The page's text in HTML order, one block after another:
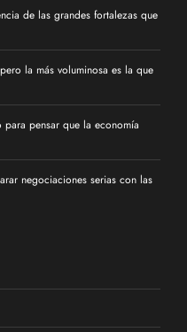
de las grandes fortalezas que
la más voluminosa es la que
pensar que la economía
negociaciones serias con las